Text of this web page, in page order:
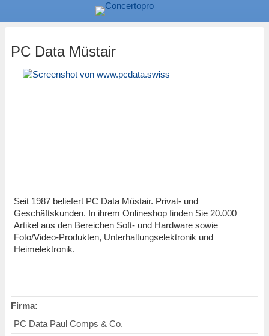
PC Data Müstair
Seit 1987 beliefert PC Data Müstair. Privat- und
Geschäftskunden. In ihrem Onlineshop finden Sie 20.000
Artikel aus den Bereichen Soft- und Hardware sowie
Foto/Video-Produkten, Unterhaltungselektronik und
Heimelektronik.
Firma:
PC Data Paul Comps & Co.